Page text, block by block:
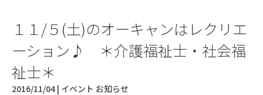
１１/５(土)のオーキャンはレクリエ
ーション♪ ＊介護福祉士・社会福
祉士＊
2016/11/04 | イベント お知らせ